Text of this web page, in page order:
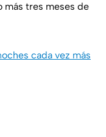
tres meses de
cada vez más